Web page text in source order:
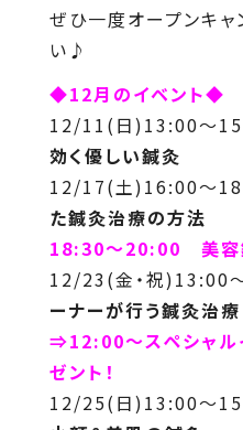
ぜひ一度オープンキャ
い♪
◆12月のイベント◆
12/11(日)13:00～
効く優しい鍼灸
12/17(土)16:00～
た鍼灸治療の方法
18:30～20:00 美容
12/23(金・祝)13:00
ーナーが行う鍼灸治療
⇒12:00～スペシャル
ゼント！
12/25(日)13:00～